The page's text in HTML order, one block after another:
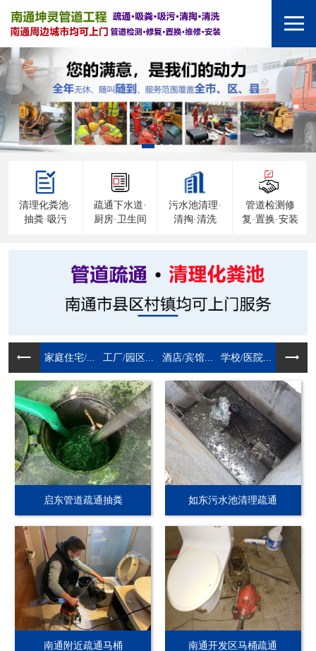
清理化粪池·
抽粪·吸污
疏通下水道·
厨房·卫生间
污水池清理·
清掏·清洗
管道检测修
复·置换·安装
家庭住宅/... 工厂/园区... 酒店/宾馆... 学校/医院...
启东管道疏通抽粪 如东污水池清理疏通
南通附近疏通马桶 南通开发区马桶疏通